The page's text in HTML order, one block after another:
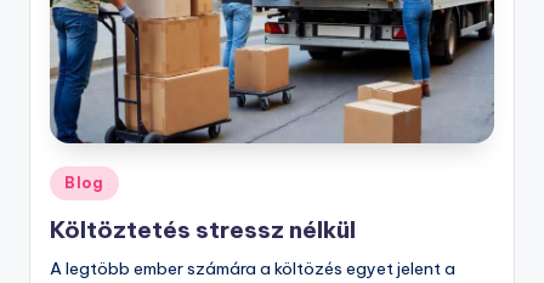
Posted
in
Blog
Költöztetés stressz nélkül
A legtöbb ember számára a költözés egyet jelent a